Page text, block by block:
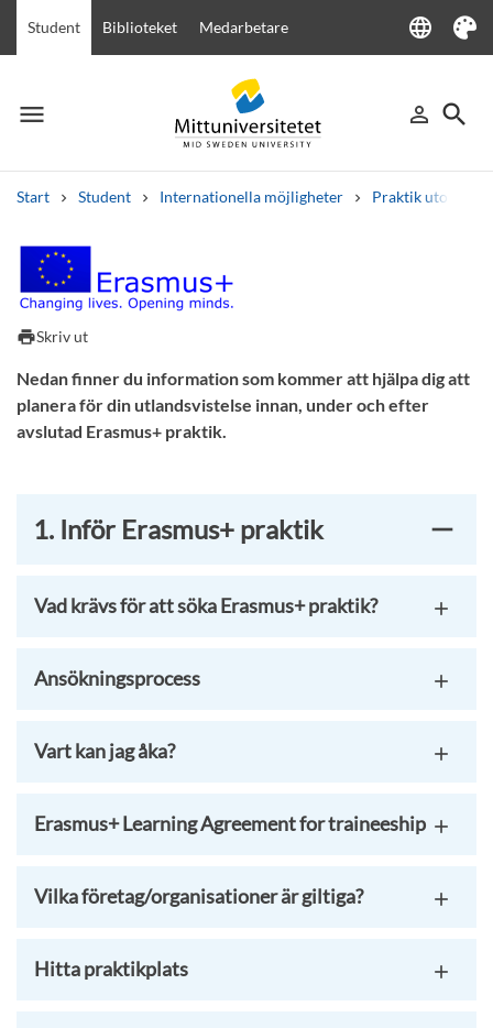
Student Biblioteket Medarbetare language
Language
Tema
menu
Meny person_outline
Logga in
search
Sök
Start Student Internationella möjligheter Praktik
Andra söktjänster
Kurser och program Kursplaner
Lediga jobb
Checklista inför Erasmus+
printSkriv ut
Nedan finner du information som kommer att hjälpa dig att
planera för din utlandsvistelse innan, under och efter
avslutad Erasmus+ praktik.
1. Inför Erasmus+ praktik
Vad krävs för att söka Erasmus+ praktik?
Ansökningsprocess
Vart kan jag åka?
Erasmus+ Learning Agreement for traineeship
Vilka företag/organisationer är giltiga?
Hitta praktikplats